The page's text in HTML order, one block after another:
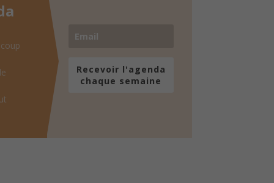
Recevoir l'agenda
chaque semaine